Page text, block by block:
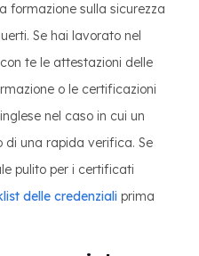
formazione sulla sicurezza
Se hai lavorato nel
te le attestazioni delle
o le certificazioni
nel caso in cui un
di una rapida verifica. Se
pulito per i certificati
delle credenziali prima